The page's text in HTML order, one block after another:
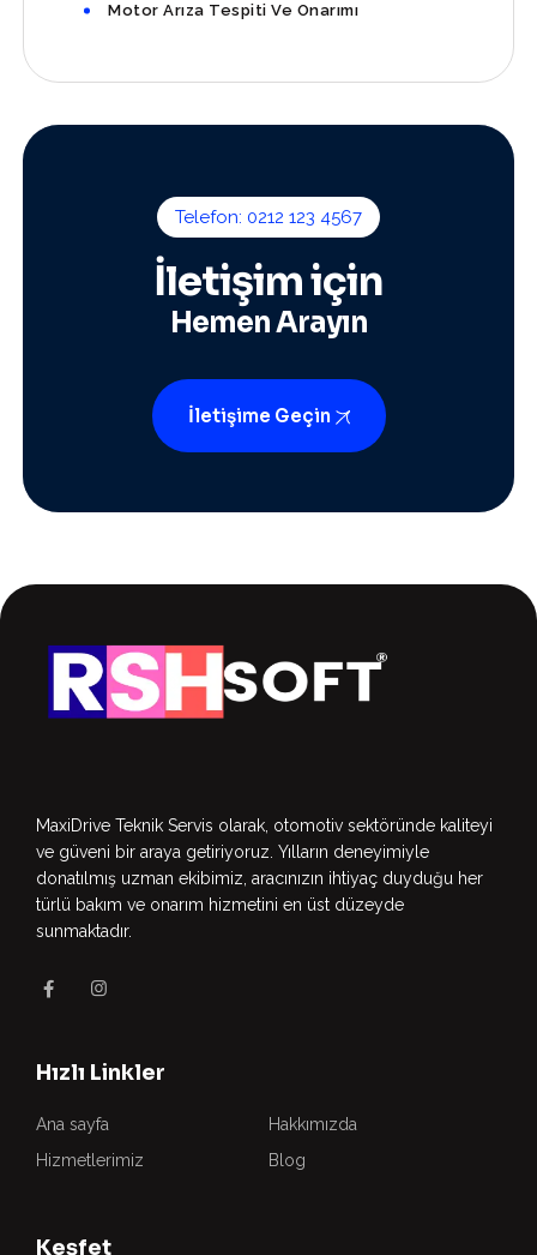
Motor Arıza Tespiti Ve Onarımı
Telefon: 0212 123 4567
İletişim için
Hemen Arayın
İletişime Geçin
MaxiDrive Teknik Servis olarak, otomotiv sektöründe kaliteyi
ve güveni bir araya getiriyoruz. Yılların deneyimiyle
donatılmış uzman ekibimiz, aracınızın ihtiyaç duyduğu her
türlü bakım ve onarım hizmetini en üst düzeyde
sunmaktadır.
Hızlı Linkler
Ana sayfa
Hakkımızda
Hizmetlerimiz
Blog
Keşfet